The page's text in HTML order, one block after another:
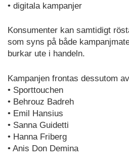
• digitala kampanjer
Konsumenter kan samtidigt
som syns på både
burkar ute i handeln.
Kampanjen frontas dessutom
• Sporttouchen
• Behrouz Badreh
• Emil Hansius
• Sanna Guidetti
• Hanna Friberg
• Anis Don Demina